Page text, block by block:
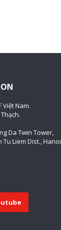
Việt Nam.
Da Twin Tower,
Liem Dist., Hanoi